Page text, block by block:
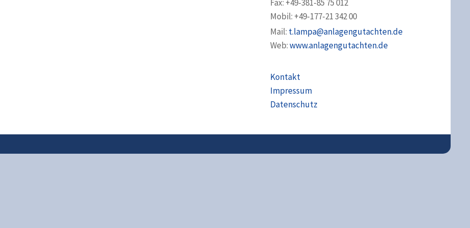
Fax: +49-381-85 75 012
Mobil: +49-177-21 342 00
Mail: t.lampa@anlagengutachten.de
Web:www.anlagengutachten.de
Kontakt
Impressum
Datenschutz